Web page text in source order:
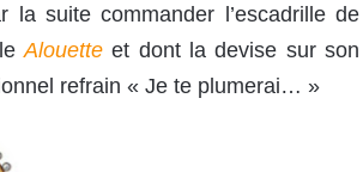
la suite commander l’escadrille de
Alouette et dont la devise sur son
refrain « Je te plumerai… »